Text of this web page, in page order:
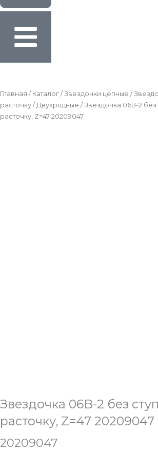
Главная / Каталог / Звездочки цепные /
расточку / Двухрядные / Звездочка 06B-2 без
расточку, Z=47 20209047
Звездочка 06B-2 без
расточку, Z=47 20209047
20209047